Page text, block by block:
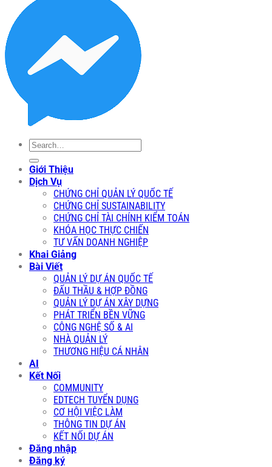
Search
for:
Giới Thiệu
Dịch Vụ
CHỨNG CHỈ QUẢN LÝ QUỐC TẾ
CHỨNG CHỈ SUSTAINABILITY
CHỨNG CHỈ TÀI CHÍNH KIỂM TOÁN
KHÓA HỌC THỰC CHIẾN
TƯ VẤN DOANH NGHIỆP
Khai Giảng
Bài Viết
QUẢN LÝ DỰ ÁN QUỐC TẾ
ĐẤU THẦU & HỢP ĐỒNG
QUẢN LÝ DỰ ÁN XÂY DỰNG
PHÁT TRIỂN BỀN VỮNG
CÔNG NGHỆ SỐ & AI
NHÀ QUẢN LÝ
THƯƠNG HIỆU CÁ NHÂN
AI
Kết Nối
COMMUNITY
EDTECH TUYỂN DỤNG
CƠ HỘI VIỆC LÀM
THÔNG TIN DỰ ÁN
KẾT NỐI DỰ ÁN
Đăng nhập
Đăng ký